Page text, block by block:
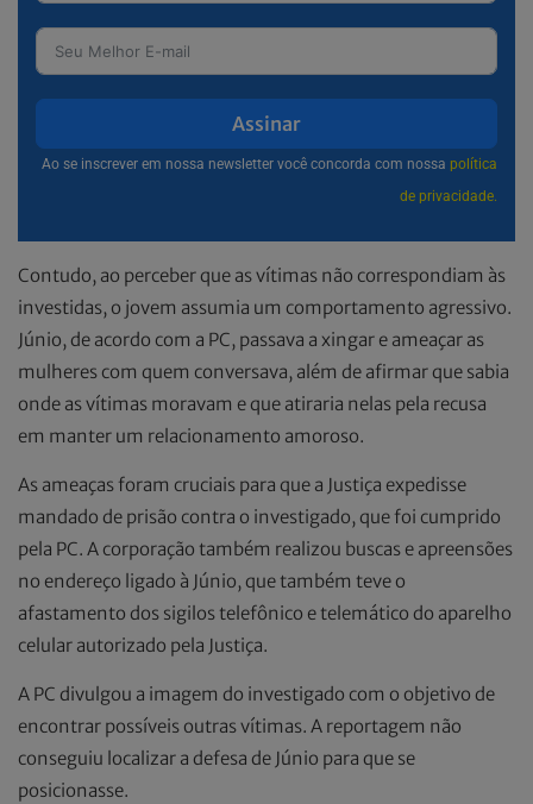
Assinar
Ao se inscrever em nossa newsletter você concorda com nossa política
de privacidade.
Contudo, ao perceber que as vítimas não correspondiam às
investidas, o jovem assumia um comportamento agressivo.
Júnio, de acordo com a PC, passava a xingar e ameaçar as
mulheres com quem conversava, além de afirmar que sabia
onde as vítimas moravam e que atiraria nelas pela recusa
em manter um relacionamento amoroso.
As ameaças foram cruciais para que a Justiça expedisse
mandado de prisão contra o investigado, que foi cumprido
pela PC. A corporação também realizou buscas e apreensões
no endereço ligado à Júnio, que também teve o
afastamento dos sigilos telefônico e telemático do aparelho
celular autorizado pela Justiça.
A PC divulgou a imagem do investigado com o objetivo de
encontrar possíveis outras vítimas. A reportagem não
conseguiu localizar a defesa de Júnio para que se
posicionasse.